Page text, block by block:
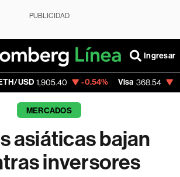
PUBLICIDAD
Ingresar
-0.54% Visa 368.54 -0.28%
MERCADOS
asiáticas bajan
inversores